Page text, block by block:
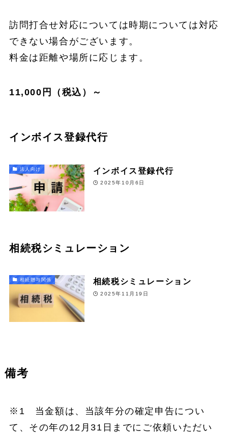
訪問打合せ対応については時期については対応
できない場合がございます。
料金は距離や場所に応じます。
11,000円（税込）～
インボイス登録代行
法人向け インボイス登録代行
2025年10月6日
相続税シミュレーション
相続贈与関係 相続税シミュレーション
2025年11月19日
備考
※1 当金額は、当該年分の確定申告につい
て、その年の12月31日までにご依頼いただい